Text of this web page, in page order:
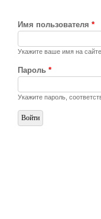
Имя пользователя *
Укажите ваше имя на
Пароль *
Укажите пароль,